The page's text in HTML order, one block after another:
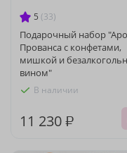
5 (33)
Подарочный набор
Прованса с конфетами,
мишкой и
вином"
В наличии
11 230 ₽